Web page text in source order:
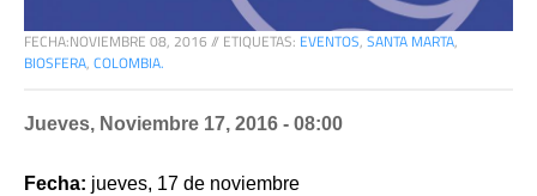
FECHA:NOVIEMBRE 08, 2016 // ETIQUETAS: EVENTOS, SANTA MARTA,
BIOSFERA, COLOMBIA.
Jueves, Noviembre 17, 2016 - 08:00
Fecha: jueves, 17 de noviembre